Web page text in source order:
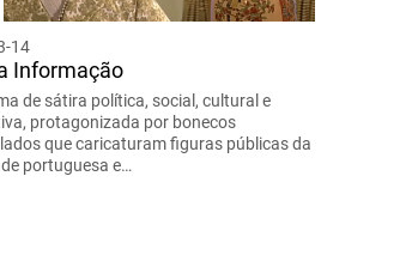
14
Informação
de sátira política, social, cultural e
protagonizada por bonecos
que caricaturam figuras públicas da
portuguesa e…